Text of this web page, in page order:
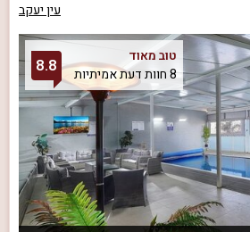
עין יעקב
טוב מאוד
8 חוות דעת אמיתיות
8.8